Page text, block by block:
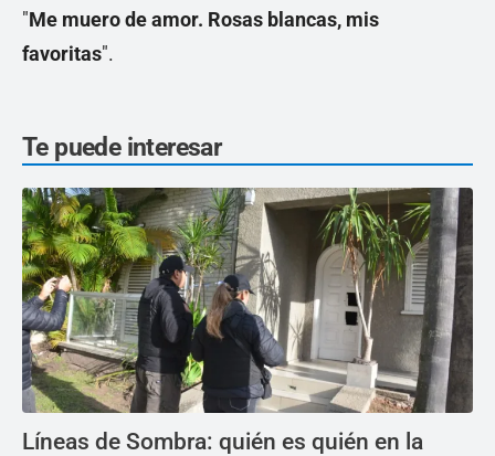
"Me muero de amor. Rosas blancas, mis
favoritas".
Te puede interesar
Líneas de Sombra: quién es quién en la